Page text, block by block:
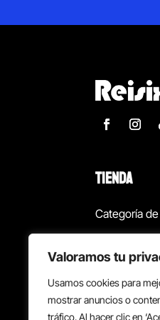
Valoramos tu
Usamos cookies para
mostrar anuncios o
tráfico. Al hacer clic en
TIENDA
Categoría
¡Las
Back to